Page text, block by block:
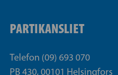
PARTIKANSLIET
Telefon (09) 693 070
PB 430, 00101 Helsingfors